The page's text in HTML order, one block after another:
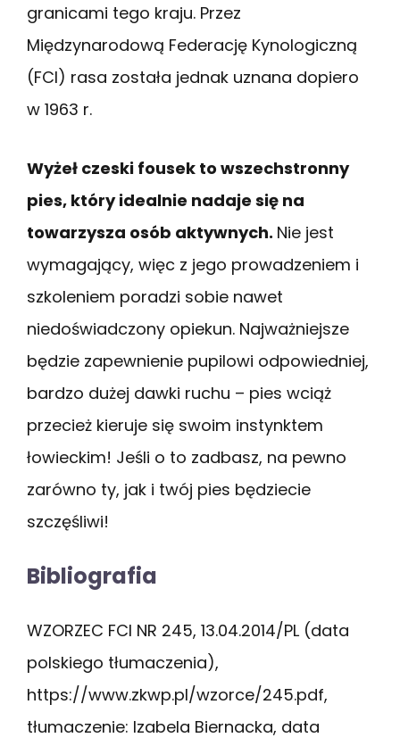
granicami tego kraju. Przez
Międzynarodową Federację Kynologiczną
(FCI) rasa została jednak uznana dopiero
w 1963 r.
Wyżeł czeski fousek to wszechstronny
pies, który idealnie nadaje się na
towarzysza osób aktywnych. Nie jest
wymagający, więc z jego prowadzeniem i
szkoleniem poradzi sobie nawet
niedoświadczony opiekun. Najważniejsze
będzie zapewnienie pupilowi odpowiedniej,
bardzo dużej dawki ruchu – pies wciąż
przecież kieruje się swoim instynktem
łowieckim! Jeśli o to zadbasz, na pewno
zarówno ty, jak i twój pies będziecie
szczęśliwi!
Bibliografia
WZORZEC FCI NR 245, 13.04.2014/PL (data
polskiego tłumaczenia),
https://www.zkwp.pl/wzorce/245.pdf,
tłumaczenie: Izabela Biernacka, data